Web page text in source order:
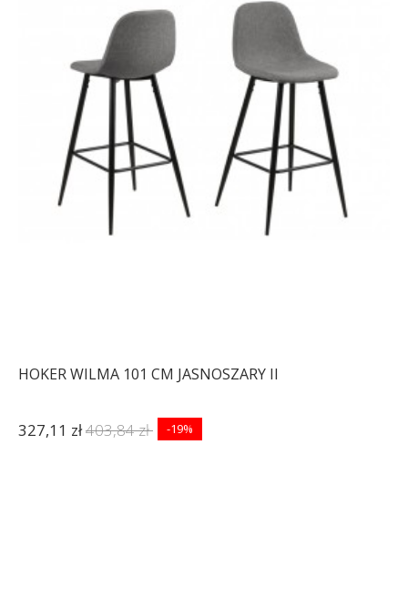
HOKER WILMA 101 CM JASNOSZARY II
327,11 zł403,84 zł -19%